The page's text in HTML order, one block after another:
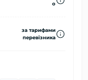
о
за тарифами
перевізника